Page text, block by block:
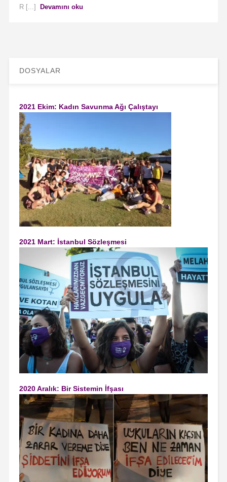
R [...] Devamını oku
DOSYALAR
2021 Ekim: Kadın Savunma Ağı Çalıştayı
2021 Mart: İstanbul Sözleşmesi
2020 Aralık: Bir Sistemin İfşası